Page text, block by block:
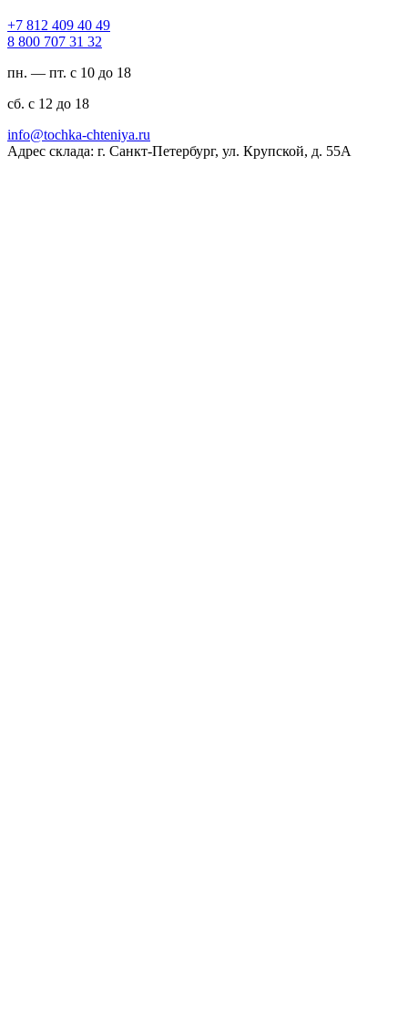
94 04 904 218 7+
23 13 707 008 8
пн. — пт. с 10 до 18
сб. с 12 до 18
ur.ayinethc-akhcot@ofni
Адрес склада: г. Санкт-Петербург, ул. Крупской, д. 55А